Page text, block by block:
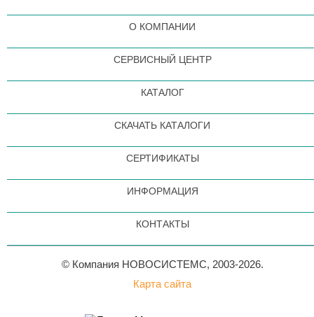
О КОМПАНИИ
СЕРВИСНЫЙ ЦЕНТР
КАТАЛОГ
СКАЧАТЬ КАТАЛОГИ
СЕРТИФИКАТЫ
ИНФОРМАЦИЯ
КОНТАКТЫ
© Компания НОВОСИСТЕМС, 2003-2026.
Карта сайта